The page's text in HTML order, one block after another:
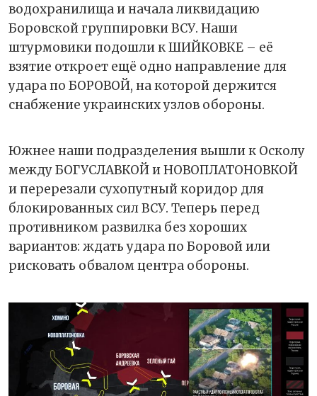
водохранилища и начала ликвидацию
Боровской группировки ВСУ. Наши
штурмовики подошли к ШИЙКОВКЕ – её
взятие откроет ещё одно направление для
удара по БОРОВОЙ, на которой держится
снабжение украинских узлов обороны.
Южнее наши подразделения вышли к Осколу
между БОГУСЛАВКОЙ и НОВОПЛАТОНОВКОЙ
и перерезали сухопутный коридор для
блокированных сил ВСУ. Теперь перед
противником развилка без хороших
вариантов: ждать удара по Боровой или
рисковать обвалом центра обороны.